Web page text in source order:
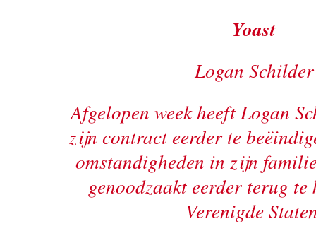
Yoast
Logan Schilder
Afgelopen week heeft Logan
zijn contract eerder te
omstandigheden in zijn
genoodzaakt eerder terug te
Verenigde